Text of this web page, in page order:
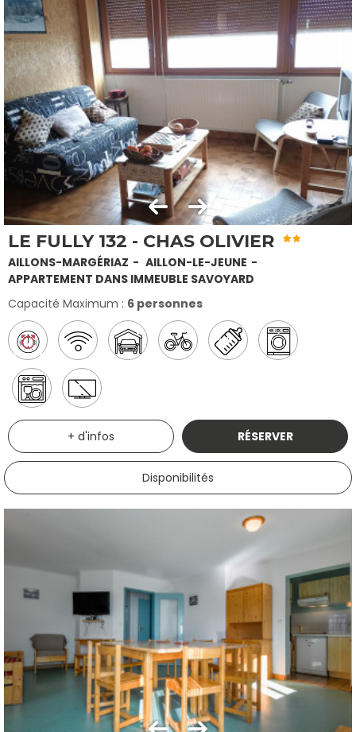
LE FULLY 132 - CHAS OLIVIER
AILLONS-MARGÉRIAZ
AILLON-LE-JEUNE
APPARTEMENT DANS IMMEUBLE SAVOYARD
Capacité Maximum : 6 personnes
+ d'infos RÉSERVER
Disponibilités